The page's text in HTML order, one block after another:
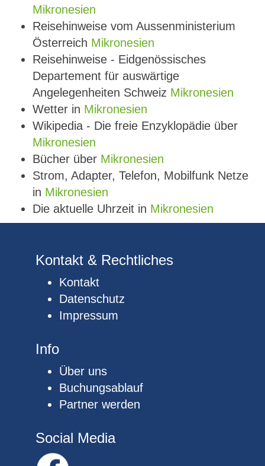
Mikronesien
Reisehinweise vom Aussenministerium
Österreich Mikronesien
Reisehinweise - Eidgenössisches
Departement für auswärtige
Angelegenheiten Schweiz Mikronesien
Wetter in Mikronesien
Wikipedia - Die freie Enzyklopädie über
Mikronesien
Bücher über Mikronesien
Strom, Adapter, Telefon, Mobilfunk Netze
in Mikronesien
Die aktuelle Uhrzeit in Mikronesien
Kontakt & Rechtliches
Kontakt
Datenschutz
Impressum
Info
Über uns
Buchungsablauf
Partner werden
Social Media